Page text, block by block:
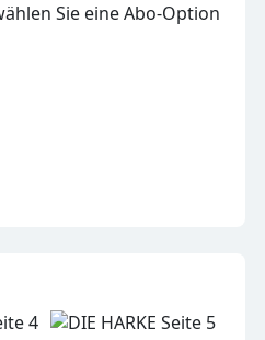
Sie eine Abo-Option